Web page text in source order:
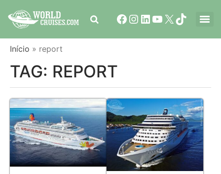
Início » report
TAG: REPORT